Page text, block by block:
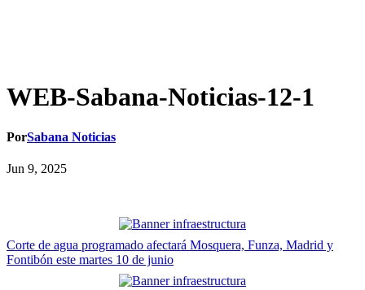
WEB-Sabana-Noticias-12-1
PorSabana Noticias
Jun 9, 2025
Navegación
de
Corte de agua programado afectará Mosquera, Funza, Madrid y
Fontibón este martes 10 de junio